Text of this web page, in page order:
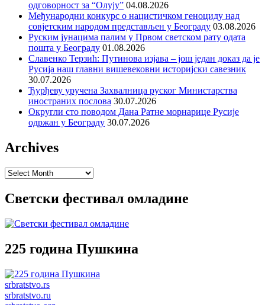
одговорност за “Олују” 04.08.2026
Међународни конкурс о нацистичком геноциду над
совјетским народом представљен у Београду 03.08.2026
Руским јунацима палим у Првом светском рату одата
пошта у Београду 01.08.2026
Славенко Терзић: Путинова изјава – још један доказ да је
Русија наш главни вишевековни историјски савезник
30.07.2026
Ђурђеву уручена Захвалница руског Министарства
иностраних послова 30.07.2026
Округли сто поводом Дана Ратне морнарице Русије
одржан у Београду 30.07.2026
Archives
Archives
Светски фестивал омладине
225 година Пушкина
srbratstvo.rs
srbratstvo.ru